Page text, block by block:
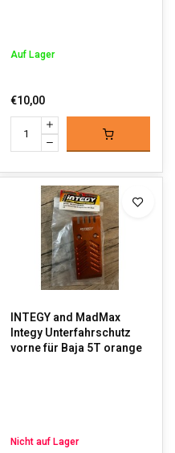
Auf Lager
€10,00
INTEGY and MadMax
Integy Unterfahrschutz
vorne für Baja 5T orange
Nicht auf Lager